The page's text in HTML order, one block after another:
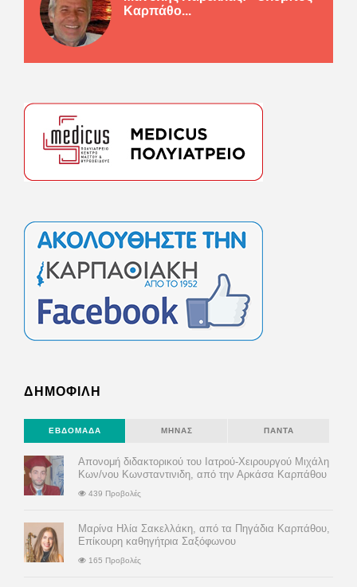
Καρπάθο...
ΔΗΜΟΦΙΛΗ
ΕΒΔΟΜΆΔΑ ΜΉΝΑΣ ΠΆΝΤΑ
Απονομή διδακτορικού του Ιατρού-Χειρουργού Μιχάλη
Κων/νου Κωνσταντινιδη, από την Αρκάσα Καρπάθου
439 Προβολές
Μαρίνα Ηλία Σακελλάκη, από τα Πηγάδια Καρπάθου,
Επίκουρη καθηγήτρια Σαξόφωνου
165 Προβολές